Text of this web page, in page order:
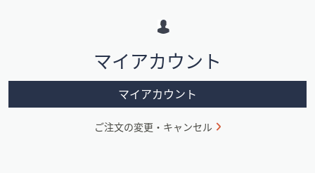
ン
マイアカウント
マイアカウント
ご注文の変更・キャンセル